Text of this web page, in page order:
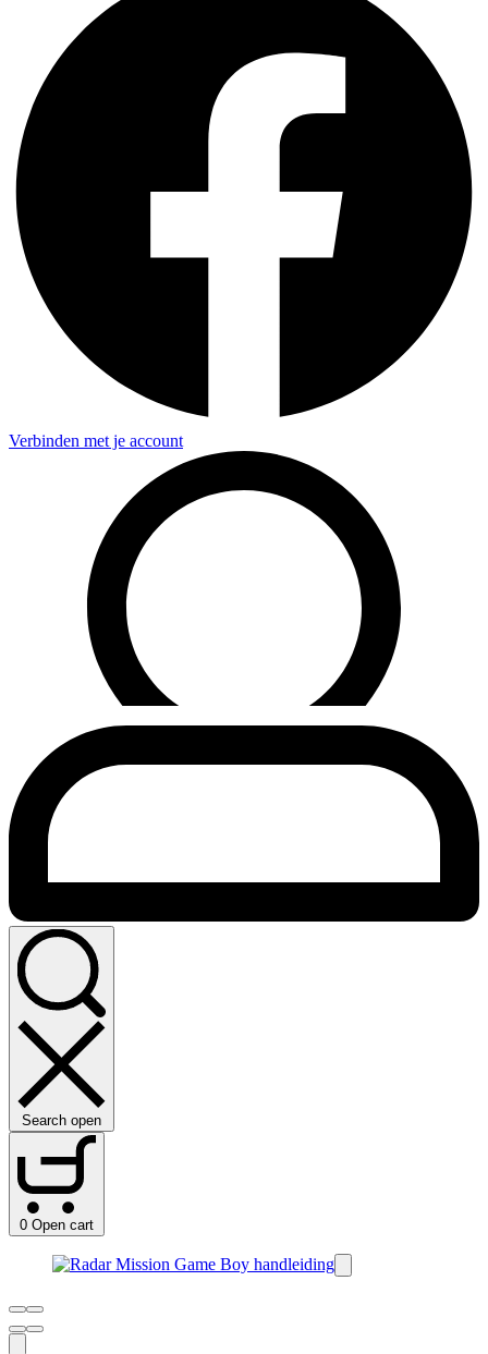
Verbinden met je account
Search open
0 Open cart